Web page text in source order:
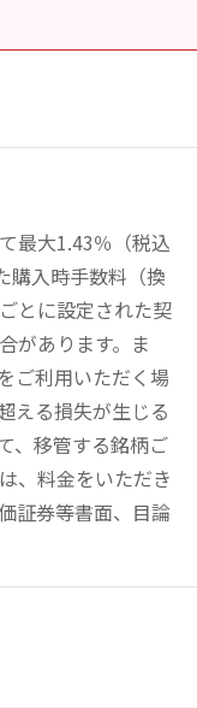
最大1.43％（税込
購入時手数料（換
とに設定された契
があります。ま
ご利用いただく場
える損失が生じる
、移管する銘柄ご
、料金をいただき
証券等書面、目論